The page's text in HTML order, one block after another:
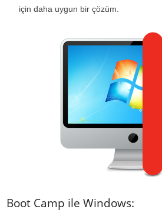
için daha uygun bir çözüm.
Boot Camp ile Windows: